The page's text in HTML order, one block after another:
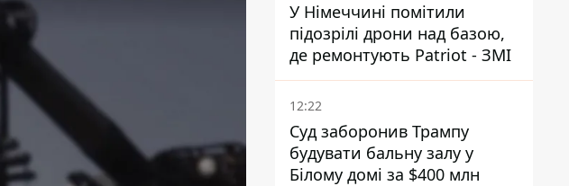
У Німеччині помітили
підозрілі дрони над базою,
де ремонтують Patriot - ЗМІ
12:22
Суд заборонив Трампу
будувати бальну залу у
Білому домі за $400 млн